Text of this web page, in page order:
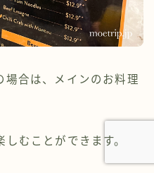
場合は、メインのお料理
むことができます。